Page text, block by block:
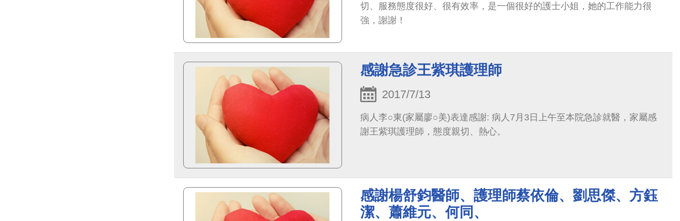
切、服務態度很好、很有效率，是一個很好的護士小姐，她的工作能力很
強，謝謝！
感謝急診王紫琪護理師
2017/7/13
病人李○東(家屬廖○美)表達感謝: 病人7月3日上午至本院急診就醫，家屬感
謝王紫琪護理師，態度親切、熱心。
感謝楊舒鈞醫師、護理師蔡依倫、劉思傑、方鈺
潔、蕭維元、何同、